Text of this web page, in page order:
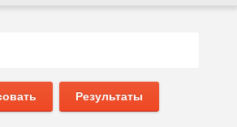
Результаты